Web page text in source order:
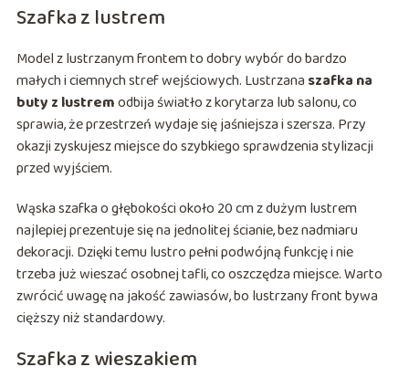
Szafka z lustrem
Model z lustrzanym frontem to dobry wybór do bardzo
małych i ciemnych stref wejściowych. Lustrzana szafka na
buty z lustremodbija światło z korytarza lub salonu, co
sprawia, że przestrzeń wydaje się jaśniejsza i szersza. Przy
okazji zyskujesz miejsce do szybkiego sprawdzenia stylizacji
przed wyjściem.
Wąska szafka o głębokości około 20 cm z dużym lustrem
najlepiej prezentuje się na jednolitej ścianie, bez nadmiaru
dekoracji. Dzięki temu lustro pełni podwójną funkcję i nie
trzeba już wieszać osobnej tafli, co oszczędza miejsce. Warto
zwrócić uwagę na jakość zawiasów, bo lustrzany front bywa
cięższy niż standardowy.
Szafka z wieszakiem